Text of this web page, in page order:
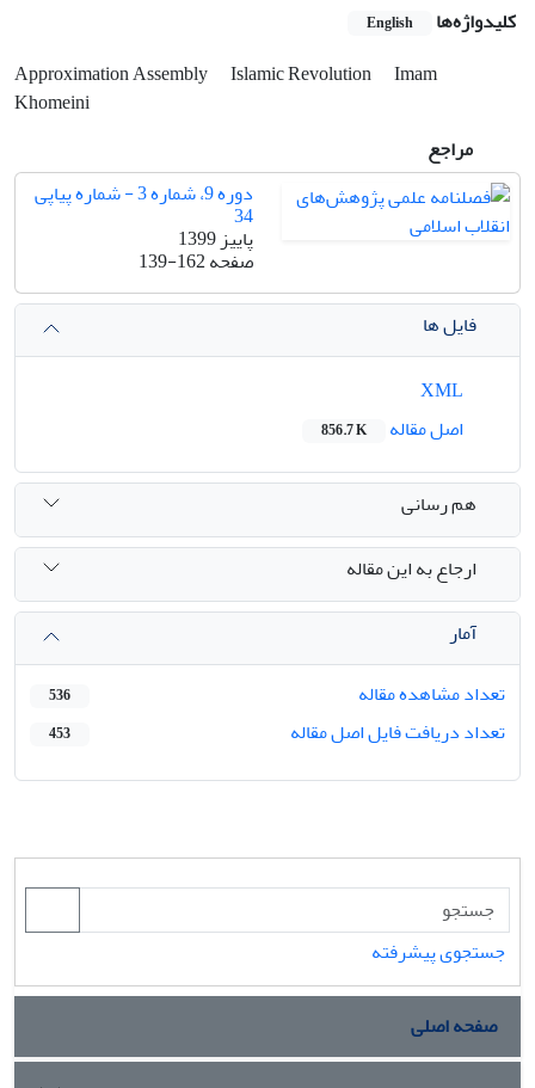
کلیدواژه‌ها English
Approximation Assembly Islamic Revolution
Imam
Khomeini
مراجع
دوره 9، شماره 3 - شماره پیاپی
34
پاییز 1399
صفحه139-162
فایل ها
اصل مقاله
856.7 K
هم رسانی
ارجاع به این مقاله
آمار
تعداد مشاهده مقاله
536
تعداد دریافت فایل اصل مقاله 453
جستجوی پیشرفته
صفحه اصلی